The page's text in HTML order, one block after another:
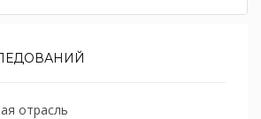
отрасль